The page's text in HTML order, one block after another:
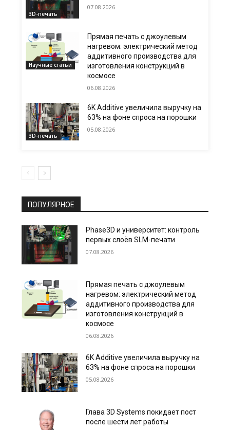
3D-печать
07.08.2026
Научные статьи
Прямая печать с джоулевым
нагревом: электрический метод
аддитивного производства для
изготовления конструкций в
космосе
06.08.2026
3D-печать
6K Additive увеличила выручку на
63% на фоне спроса на порошки
05.08.2026
ПОПУЛЯРНОЕ
Phase3D и университет: контроль
первых слоёв SLM-печати
07.08.2026
Прямая печать с джоулевым
нагревом: электрический метод
аддитивного производства для
изготовления конструкций в
космосе
06.08.2026
6K Additive увеличила выручку на
63% на фоне спроса на порошки
05.08.2026
Глава 3D Systems покидает пост
после шести лет работы